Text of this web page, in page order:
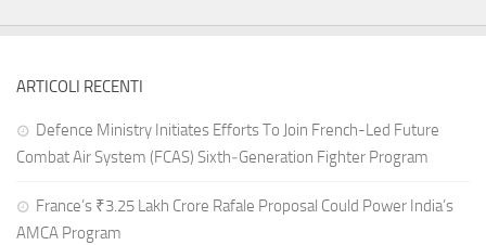
ARTICOLI RECENTI
Defence Ministry Initiates Efforts To Join French-Led Future
Combat Air System (FCAS) Sixth‑Generation Fighter Program
France’s ₹3.25 Lakh Crore Rafale Proposal Could Power India’s
AMCA Program